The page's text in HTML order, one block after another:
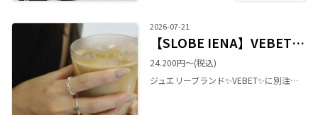
2026-07-21
【SLOBE IENA】VEBET SILVER925
24.200円〜(税込)
ジュエリーブランド✨VEBET✨に別注。 シルバーアクセでも華奢すぎす、主役にもなるし、重ね付けも楽しめる♥️ 身につける人の個性を照らし長く使える、タイムレス・シーズンレスなジュエリー に仕上がりました✨ 素材は全てSILVER925。 1つ1つ手作りの想いのこもった、この夏のワンポイントにもなるアイテムを、是非店頭にてご覧下さい🎵